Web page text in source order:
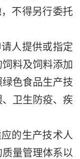
不得另行委托
人提供或指定
料及饲料添加
色食品生产技
卫生防疫、疾
的生产技术人
量管理体系以